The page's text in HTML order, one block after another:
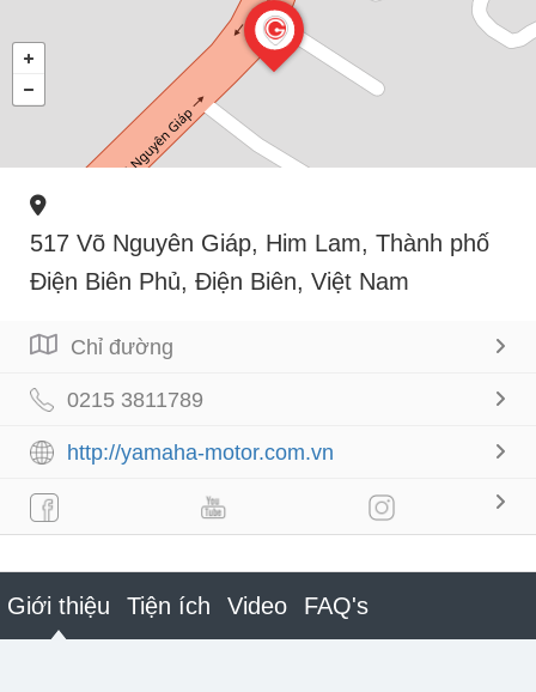
517 Võ Nguyên Giáp, Him Lam, Thành phố
Điện Biên Phủ, Điện Biên, Việt Nam
Chỉ đường
0215 3811789
http://yamaha-motor.com.vn
Giới thiệu Tiện ích Video FAQ's